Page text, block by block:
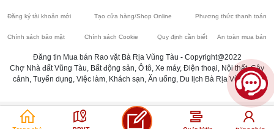
Đăng ký tài khoản mới Tạo cửa hàng/Shop Online Phương thức thanh toán
Chính sách bảo mật Chính sách Cookie Quy định cần biết An toàn mua bán
Đăng tin Mua bán Rao vặt Bà Rịa Vũng Tàu - Copyright@2022
Chợ Nhà đất Vũng Tàu, Bất động sản, Ô tô, Xe máy, Điện thoại, Nội thất, Cây
cảnh, Tuyển dụng, Việc làm, Khách sạn, Ăn uống, Du lịch Bà Rịa Vũng Tàu